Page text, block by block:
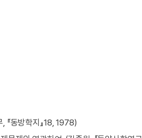
동방학지』18, 1978)